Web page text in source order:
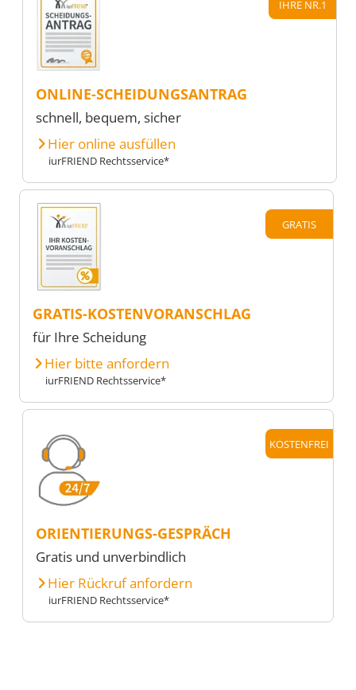
IHRE NR.1
ONLINE-SCHEIDUNGSANTRAG
schnell, bequem, sicher
Hier online ausfüllen
iurFRIEND Rechtsservice*
GRATIS
GRATIS-KOSTENVORANSCHLAG
für Ihre Scheidung
Hier bitte anfordern
iurFRIEND Rechtsservice*
KOSTENFREI
ORIENTIERUNGS-GESPRÄCH
Gratis und unverbindlich
Hier Rückruf anfordern
iurFRIEND Rechtsservice*